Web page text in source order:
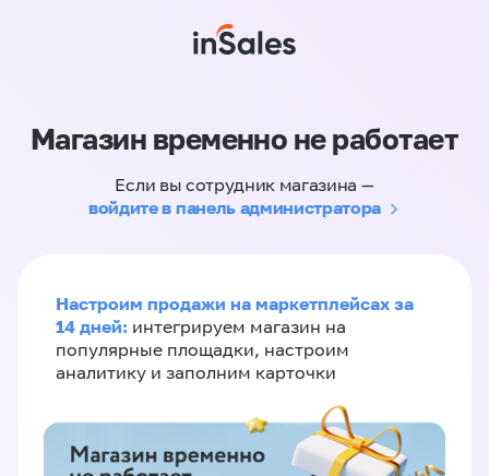
Магазин временно не работает
Если вы сотрудник магазина —
войдите в панель администратора
Настроим продажи на маркетплейсах за
14 дней: интегрируем магазин на
популярные площадки, настроим
аналитику и заполним карточки